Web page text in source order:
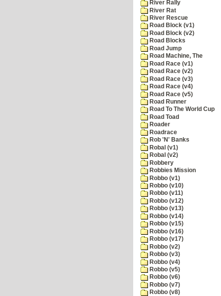
River Rally
River Rat
River Rescue
Road Block (v1)
Road Block (v2)
Road Blocks
Road Jump
Road Machine, The
Road Race (v1)
Road Race (v2)
Road Race (v3)
Road Race (v4)
Road Race (v5)
Road Runner
Road To The World Cup
Road Toad
Roader
Roadrace
Rob 'N' Banks
Robal (v1)
Robal (v2)
Robbery
Robbies Mission
Robbo (v1)
Robbo (v10)
Robbo (v11)
Robbo (v12)
Robbo (v13)
Robbo (v14)
Robbo (v15)
Robbo (v16)
Robbo (v17)
Robbo (v2)
Robbo (v3)
Robbo (v4)
Robbo (v5)
Robbo (v6)
Robbo (v7)
Robbo (v8)